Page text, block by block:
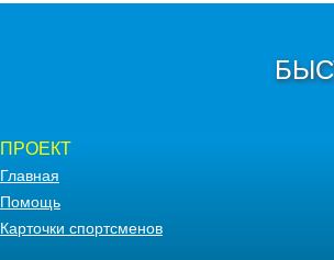
ПРОЕКТ
Главная
Помощь
Карточки спортсменов